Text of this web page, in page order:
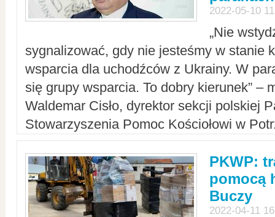
2022-05-10
„Nie
sygnalizować, gdy nie jesteśmy w stanie
wsparcia dla uchodźców z Ukrainy. W
się grupy wsparcia. To dobry kierunek” –
Waldemar Cisło, dyrektor sekcji polskiej
Stowarzyszenia Pomoc Kościołowi w
PKWP:
pomocą
Buczy
2022-04-11